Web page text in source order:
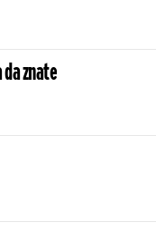
znate